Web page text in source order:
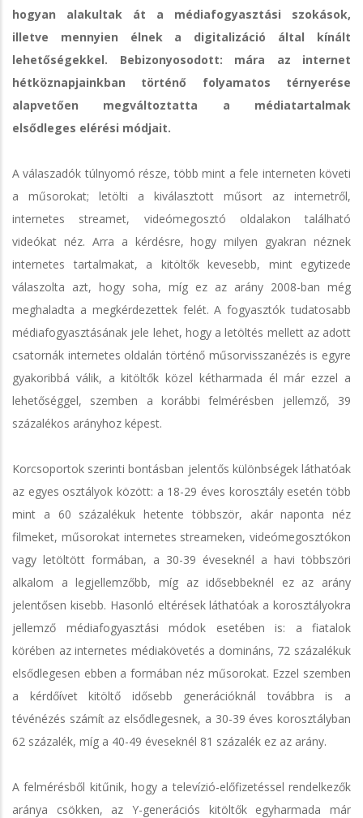
hogyan alakultak át a médiafogyasztási szokások,
illetve mennyien élnek a digitalizáció által kínált
lehetőségekkel. Bebizonyosodott: mára az internet
hétköznapjainkban történő folyamatos térnyerése
alapvetően megváltoztatta a médiatartalmak
elsődleges elérési módjait.
A válaszadók túlnyomó része, több mint a fele interneten követi
a műsorokat; letölti a kiválasztott műsort az internetről,
internetes streamet, videómegosztó oldalakon található
videókat néz. Arra a kérdésre, hogy milyen gyakran néznek
internetes tartalmakat, a kitöltők kevesebb, mint egytizede
válaszolta azt, hogy soha, míg ez az arány 2008-ban még
meghaladta a megkérdezettek felét. A fogyasztók tudatosabb
médiafogyasztásának jele lehet, hogy a letöltés mellett az adott
csatornák internetes oldalán történő műsorvisszanézés is egyre
gyakoribbá válik, a kitöltők közel kétharmada él már ezzel a
lehetőséggel, szemben a korábbi felmérésben jellemző, 39
százalékos arányhoz képest.
Korcsoportok szerinti bontásban jelentős különbségek láthatóak
az egyes osztályok között: a 18-29 éves korosztály esetén több
mint a 60 százalékuk hetente többször, akár naponta néz
filmeket, műsorokat internetes streameken, videómegosztókon
vagy letöltött formában, a 30-39 éveseknél a havi többszöri
alkalom a legjellemzőbb, míg az idősebbeknél ez az arány
jelentősen kisebb. Hasonló eltérések láthatóak a korosztályokra
jellemző médiafogyasztási módok esetében is: a fiatalok
körében az internetes médiakövetés a domináns, 72 százalékuk
elsődlegesen ebben a formában néz műsorokat. Ezzel szemben
a kérdőívet kitöltő idősebb generációknál továbbra is a
tévénézés számít az elsődlegesnek, a 30-39 éves korosztályban
62 százalék, míg a 40-49 éveseknél 81 százalék ez az arány.
A felmérésből kitűnik, hogy a televízió-előfizetéssel rendelkezők
aránya csökken, az Y-generációs kitöltők egyharmada már